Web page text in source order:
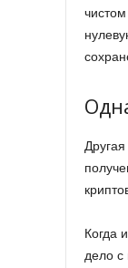
Когда
дело с